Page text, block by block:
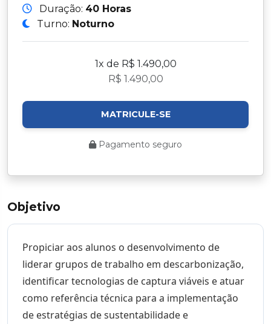
Objetivo
Propiciar aos alunos o desenvolvimento de
liderar grupos de trabalho em descarbonização,
identificar tecnologias de captura viáveis e atuar
como referência técnica para a implementação
de estratégias de sustentabilidade e
Duração: 40 Horas
Turno: Noturno
1x de R$ 1.490,00
R$ 1.490,00
MATRICULE-SE
Pagamento seguro